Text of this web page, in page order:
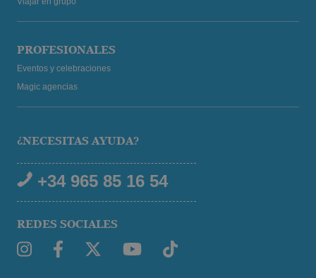
PROFESIONALES
Eventos y celebraciones
Magic agencias
¿NECESITAS AYUDA?
+34 965 85 16 54
REDES SOCIALES